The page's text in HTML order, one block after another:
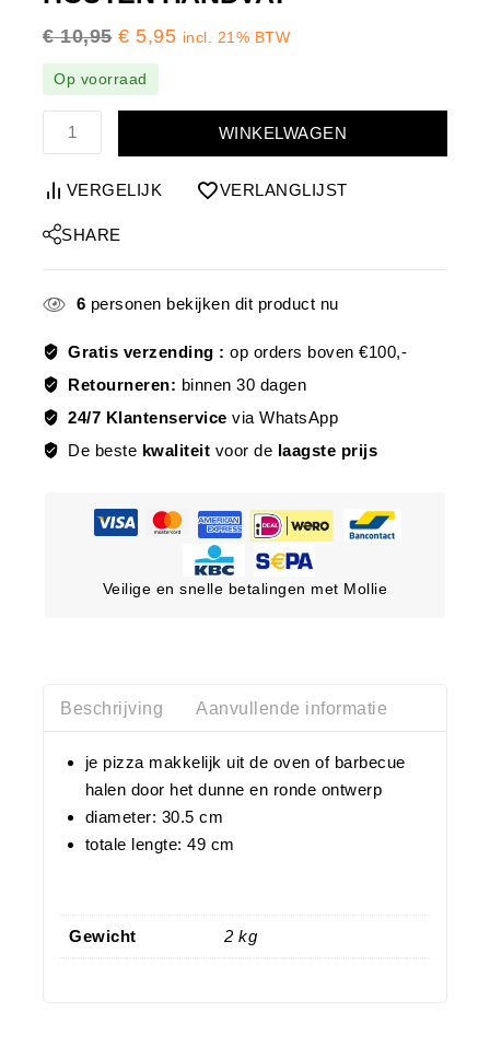
€10,95 € 5,95 incl. 21% BTW
Op voorraad
WINKELWAGEN
VERGELIJK VERLANGLIJST
SHARE
6 personen bekijken dit product nu
Gratis verzending :op orders boven €100,-
Retourneren: binnen 30 dagen
24/7 Klantenservice via WhatsApp
De beste kwaliteit voor de laagste prijs
Veilige en snelle betalingen met Mollie
Beschrijving Aanvullende informatie
je pizza makkelijk uit de oven of barbecue
halen door het dunne en ronde ontwerp
diameter: 30.5 cm
totale lengte: 49 cm
Gewicht 2 kg